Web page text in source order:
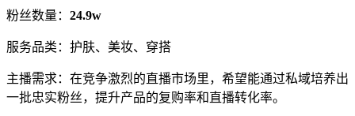
粉丝数量： 24.9w
服务品类：护肤、美妆、穿搭
主播需求：在竞争激烈的直播市场里，希望能通过私域培养出
一批忠实粉丝，提升产品的复购率和直播转化率。